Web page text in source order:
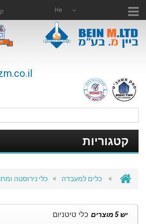
He
קטגוריות
> כלים למעבדה > כלי נירוסטה
כלי טיטניום יש 5 מוצרים